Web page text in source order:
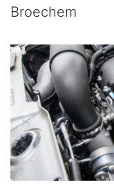
Broechem